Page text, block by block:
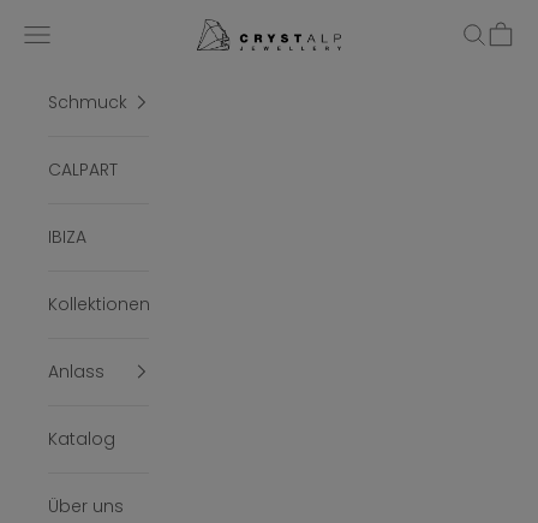
crystalpjewelry
Menü Suchen
Schmuck
CALPART
IBIZA
Kollektionen
Anlass
Katalog
Über uns